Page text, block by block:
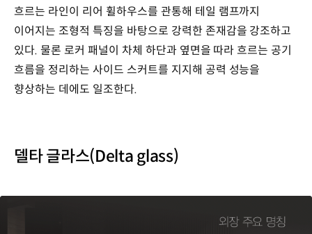
흐르는 라인이 리어 휠하우스를 관통해 테일 램프까지
이어지는 조형적 특징을 바탕으로 강력한 존재감을 강조하고
있다. 물론 로커 패널이 차체 하단과 옆면을 따라 흐르는 공기
흐름을 정리하는 사이드 스커트를 지지해 공력 성능을
향상하는 데에도 일조한다.
델타 글라스(Delta glass)